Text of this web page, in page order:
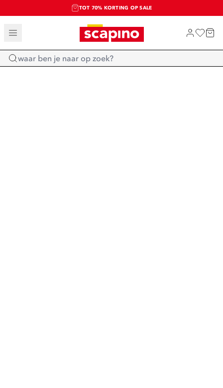
TOT 70% KORTING OP SALE
SALE: LAATSTE KANS!
SHOP NIEUW
Home